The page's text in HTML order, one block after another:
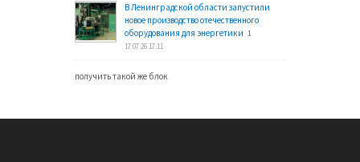
В Ленинградской области запустили
новое производство отечественного
оборудования для энергетики 1
17.07.26 17:11
получить такой же блок